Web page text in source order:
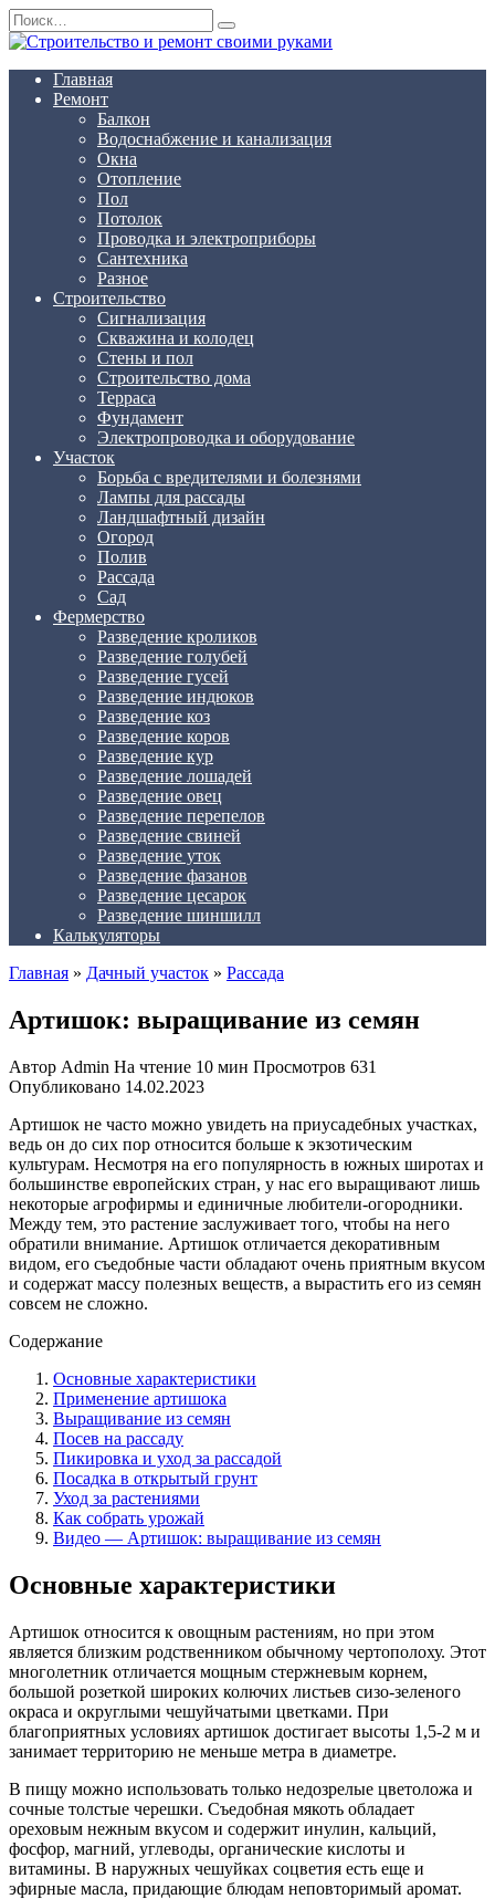
Перейти
к
содержанию
Search
for:
Главная
Ремонт
Балкон
Водоснабжение и канализация
Окна
Отопление
Пол
Потолок
Проводка и электроприборы
Сантехника
Разное
Строительство
Сигнализация
Скважина и колодец
Стены и пол
Строительство дома
Терраса
Фундамент
Электропроводка и оборудование
Участок
Борьба с вредителями и болезнями
Лампы для рассады
Ландшафтный дизайн
Огород
Полив
Рассада
Сад
Фермерство
Разведение кроликов
Разведение голубей
Разведение гусей
Разведение индюков
Разведение коз
Разведение коров
Разведение кур
Разведение лошадей
Разведение овец
Разведение перепелов
Разведение свиней
Разведение уток
Разведение фазанов
Разведение цесарок
Разведение шиншилл
Калькуляторы
Главная » Дачный участок » Рассада
Артишок: выращивание из семян
Автор Admin На чтение 10 мин Просмотров 631
Опубликовано 14.02.2023
Артишок не часто можно увидеть на приусадебных участках,
ведь он до сих пор относится больше к экзотическим
культурам. Несмотря на его популярность в южных широтах и
большинстве европейских стран, у нас его выращивают лишь
некоторые агрофирмы и единичные любители-огородники.
Между тем, это растение заслуживает того, чтобы на него
обратили внимание. Артишок отличается декоративным
видом, его съедобные части обладают очень приятным вкусом
и содержат массу полезных веществ, а вырастить его из семян
совсем не сложно.
Содержание
Основные характеристики
Применение артишока
Выращивание из семян
Посев на рассаду
Пикировка и уход за рассадой
Посадка в открытый грунт
Уход за растениями
Как собрать урожай
Видео — Артишок: выращивание из семян
Основные характеристики
Артишок относится к овощным растениям, но при этом
является близким родственником обычному чертополоху. Этот
многолетник отличается мощным стержневым корнем,
большой розеткой широких колючих листьев сизо-зеленого
окраса и округлыми чешуйчатыми цветками. При
благоприятных условиях артишок достигает высоты 1,5-2 м и
занимает территорию не меньше метра в диаметре.
В пищу можно использовать только недозрелые цветоложа и
сочные толстые черешки. Съедобная мякоть обладает
ореховым нежным вкусом и содержит инулин, кальций,
фосфор, магний, углеводы, органические кислоты и
витамины. В наружных чешуйках соцветия есть еще и
эфирные масла, придающие блюдам неповторимый аромат.